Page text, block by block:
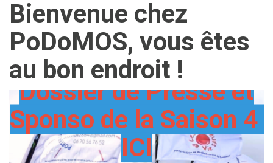
Bienvenue chez
PoDoMOS, vous êtes
au bon endroit !
Présentation de
PoDoMOS en 1 mn ICI
Dossier de Presse et
Sponso de la Saison 4
ICI